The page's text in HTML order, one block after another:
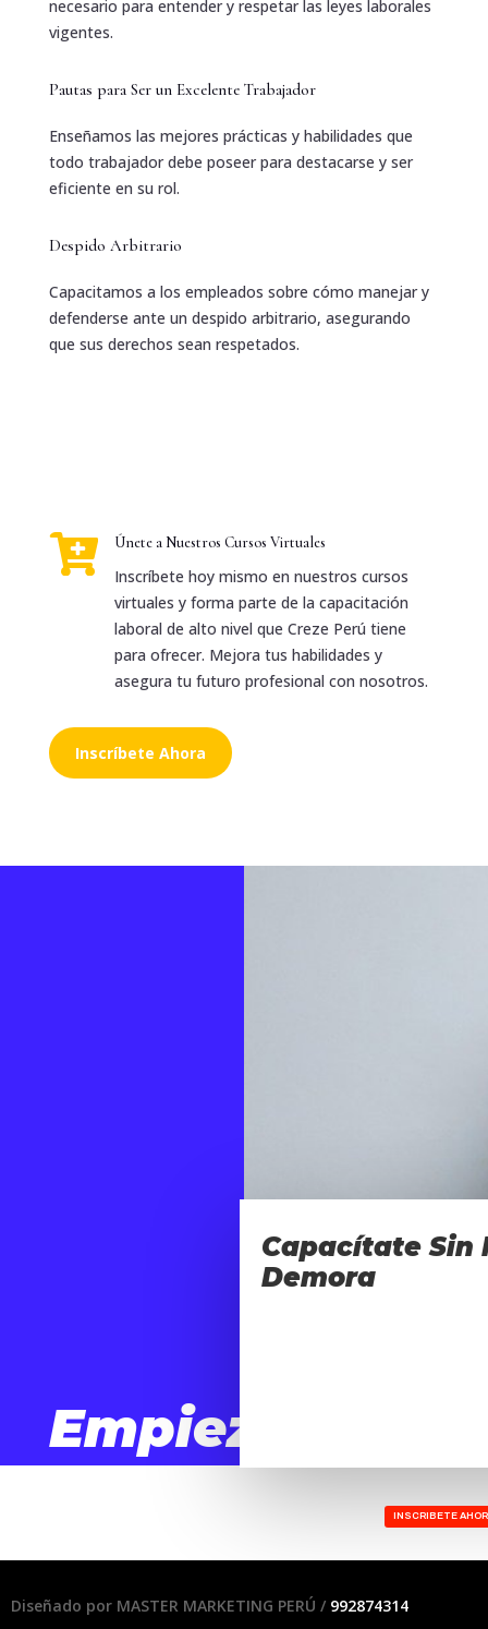
necesario para entender y respetar las leyes laborales
vigentes.
Pautas para Ser un Excelente Trabajador
Enseñamos las mejores prácticas y habilidades que
todo trabajador debe poseer para destacarse y ser
eficiente en su rol.
Despido Arbitrario
Capacitamos a los empleados sobre cómo manejar y
defenderse ante un despido arbitrario, asegurando
que sus derechos sean respetados.
 Únete a Nuestros Cursos Virtuales
Inscríbete hoy mismo en nuestros cursos
virtuales y forma parte de la capacitación
laboral de alto nivel que Creze Perú tiene
para ofrecer. Mejora tus habilidades y
asegura tu futuro profesional con nosotros.
Inscríbete Ahora
Empieza
Capacítate Sin
Demora
INSCRIBETE
Diseñado por MASTER MARKETING PERÚ / 992874314